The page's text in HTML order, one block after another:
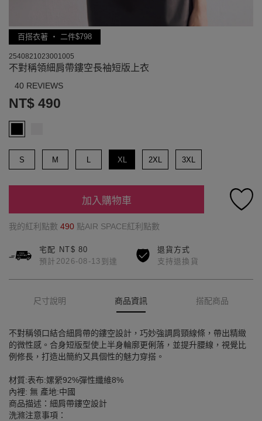
百搭衣著 ‧ 二件$798
2540821023001005
不對稱領細肩帶鏤空長袖短版上衣
40 REVIEWS
NT$ 490
S M L XL 2XL 3XL
加入購物車
我的紅利點數 490 點AIR SPACE紅利點數
宅配 NT$ 80
預計2026-08-13到達
退貨方式
支持退換貨
尺寸說明 商品資訊 搭配商品
不對稱領口結合細肩帶的鏤空設計，巧妙強調肩頸線條，帶出精緻
的微性感。合身短版型使上半身輪廓更俐落，並提升腰線，視覺比
例修長，打造出簡約又具個性的魅力穿搭。
材質:表布:嫘縈92%彈性纖維8%
內裡: 無 產地:中國
商品描述：細肩帶鏤空設計
洗滌注意事項：